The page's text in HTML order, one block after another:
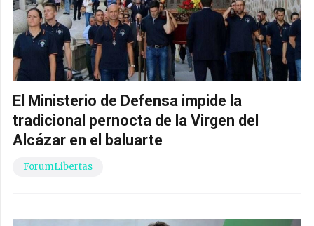
El Ministerio de Defensa impide la
tradicional pernocta de la Virgen del
Alcázar en el baluarte
ForumLibertas